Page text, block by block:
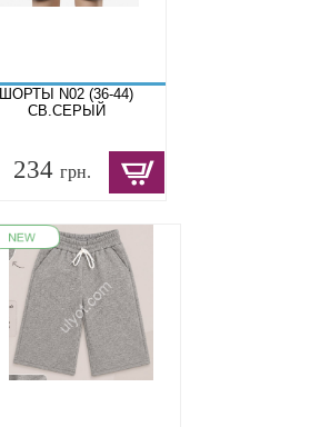
ШОРТЫ N02 (36-44)
СВ.СЕРЫЙ
234 грн.